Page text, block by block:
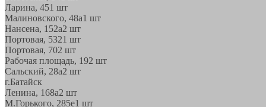
Ларина, 451 шт
Малиновского, 48а1 шт
Нансена, 152а2 шт
Портовая, 5321 шт
Портовая, 702 шт
Рабочая площадь, 192 шт
Сальский, 28a2 шт
г.Батайск
Ленина, 168а2 шт
М.Горького, 285е1 шт